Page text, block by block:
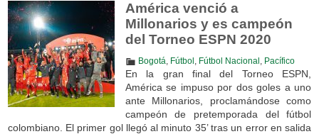
América venció a
Millonarios y es campeón
del Torneo ESPN 2020
Bogotá Fútbol Fútbol Nacional Pacífico
En la gran final del Torneo ESPN,
América se impuso por dos goles a uno
ante Millonarios, proclamándose como
campeón de pretemporada del fútbol
colombiano. El primer gol llegó al minuto 35’ tras un error en salida